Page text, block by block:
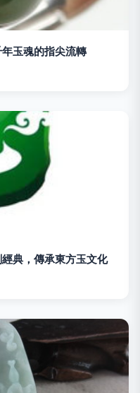
年玉魂的指尖流轉
典，傳承東方玉文化